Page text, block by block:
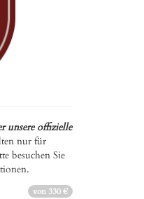
unsere offizielle
nur für
besuchen Sie
von 330 €